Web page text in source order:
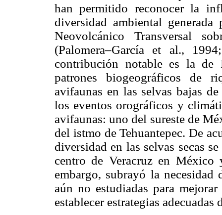
han permitido reconocer la
diversidad ambiental
Neovolcánico Transversal
(Palomera–García et al.,
contribución notable es la de
patrones biogeográficos de
avifaunas en las selvas bajas
los eventos orográficos y
avifaunas: uno del sureste de
del istmo de Tehuantepec. De
diversidad en las selvas secas
centro de Veracruz en
embargo, subrayó la
aún no estudiadas para
establecer estrategias adecuadas